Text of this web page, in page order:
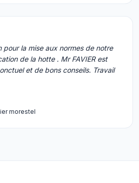
pour la mise aux normes de notre
de la hotte . Mr FAVIER est
et de bons conseils. Travail
morestel